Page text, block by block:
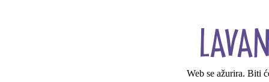
Web se ažurira. Biti